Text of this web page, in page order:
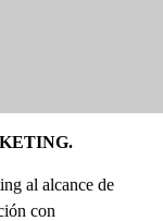
al alcance de
con